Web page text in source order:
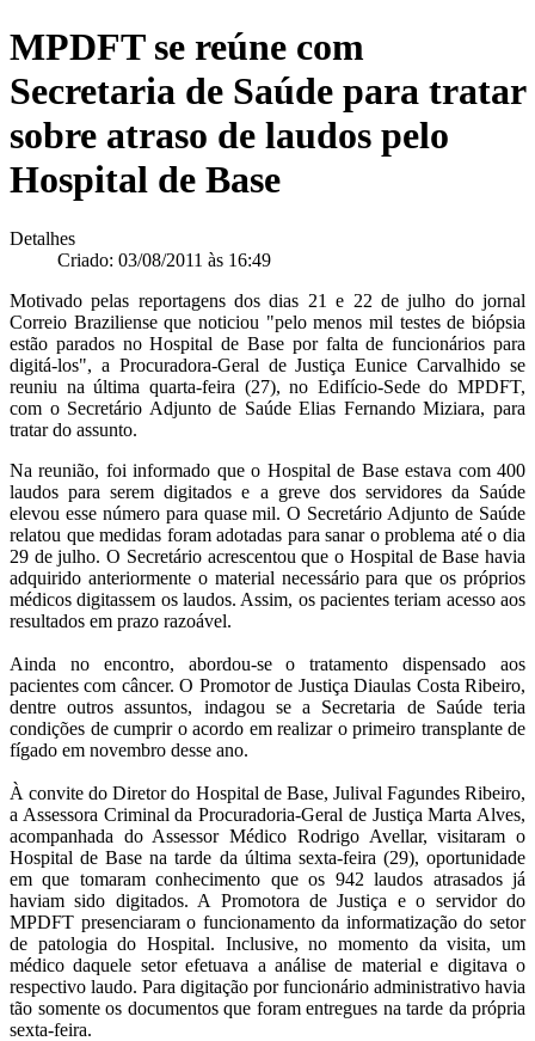
MPDFT se reúne com
Secretaria de Saúde para tratar
sobre atraso de laudos pelo
Hospital de Base
Detalhes
Criado: 03/08/2011 às 16:49
Motivado pelas reportagens dos dias 21 e 22 de julho do jornal
Correio Braziliense que noticiou "pelo menos mil testes de biópsia
estão parados no Hospital de Base por falta de funcionários para
digitá-los", a Procuradora-Geral de Justiça Eunice Carvalhido se
reuniu na última quarta-feira (27), no Edifício-Sede do MPDFT,
com o Secretário Adjunto de Saúde Elias Fernando Miziara, para
tratar do assunto.
Na reunião, foi informado que o Hospital de Base estava com 400
laudos para serem digitados e a greve dos servidores da Saúde
elevou esse número para quase mil. O Secretário Adjunto de Saúde
relatou que medidas foram adotadas para sanar o problema até o dia
29 de julho. O Secretário acrescentou que o Hospital de Base havia
adquirido anteriormente o material necessário para que os próprios
médicos digitassem os laudos. Assim, os pacientes teriam acesso aos
resultados em prazo razoável.
Ainda no encontro, abordou-se o tratamento dispensado aos
pacientes com câncer. O Promotor de Justiça Diaulas Costa Ribeiro,
dentre outros assuntos, indagou se a Secretaria de Saúde teria
condições de cumprir o acordo em realizar o primeiro transplante de
fígado em novembro desse ano.
À convite do Diretor do Hospital de Base, Julival Fagundes Ribeiro,
a Assessora Criminal da Procuradoria-Geral de Justiça Marta Alves,
acompanhada do Assessor Médico Rodrigo Avellar, visitaram o
Hospital de Base na tarde da última sexta-feira (29), oportunidade
em que tomaram conhecimento que os 942 laudos atrasados já
haviam sido digitados. A Promotora de Justiça e o servidor do
MPDFT presenciaram o funcionamento da informatização do setor
de patologia do Hospital. Inclusive, no momento da visita, um
médico daquele setor efetuava a análise de material e digitava o
respectivo laudo. Para digitação por funcionário administrativo havia
tão somente os documentos que foram entregues na tarde da própria
sexta-feira.